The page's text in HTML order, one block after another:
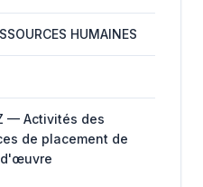
HUMAINES
— Activités des
de placement de